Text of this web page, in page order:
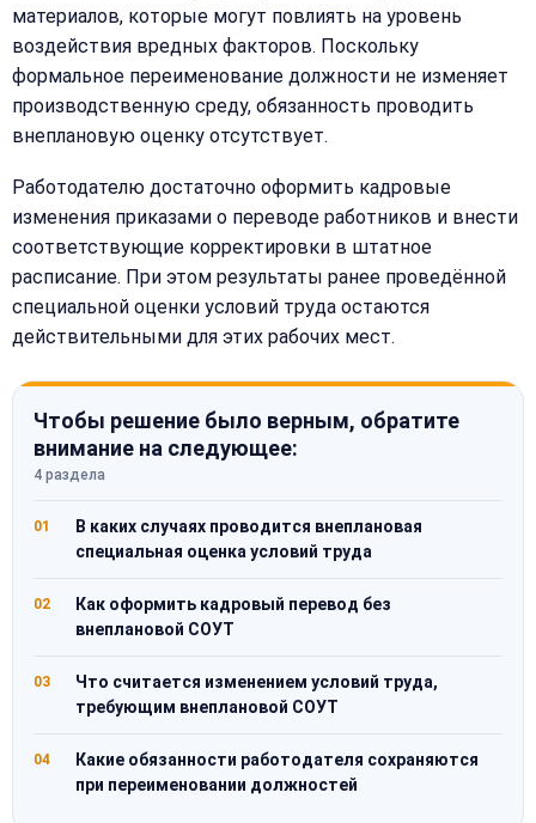
материалов, которые могут повлиять на уровень
воздействия вредных факторов. Поскольку
формальное переименование должности не изменяет
производственную среду, обязанность проводить
внеплановую оценку отсутствует.
Работодателю достаточно оформить кадровые
изменения приказами о переводе работников и внести
соответствующие корректировки в штатное
расписание. При этом результаты ранее проведённой
специальной оценки условий труда остаются
действительными для этих рабочих мест.
Чтобы решение было верным, обратите
внимание на следующее:
4 раздела
01
В каких случаях проводится внеплановая
специальная оценка условий труда
02
Как оформить кадровый перевод без
внеплановой СОУТ
03
Что считается изменением условий труда,
требующим внеплановой СОУТ
04
Какие обязанности работодателя сохраняются
при переименовании должностей